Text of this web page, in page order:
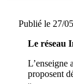
Publié le 27/
Le réseau
L’enseigne
proposent